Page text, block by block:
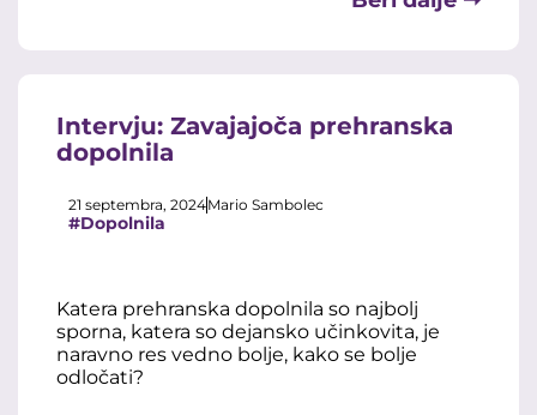
Intervju: Zavajajoča prehranska
dopolnila
21 septembra, 2024Mario Sambolec
#Dopolnila
Katera prehranska dopolnila so najbolj
sporna, katera so dejansko učinkovita, je
naravno res vedno bolje, kako se bolje
odločati?